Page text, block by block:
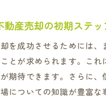
産売却の初期ステッ
を成功させるためには
とが求められます。こ
期待できます。さらに
についての知識が豊富